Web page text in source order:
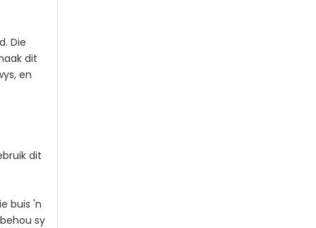
Die
dit
en
dit
buis 'n
sy